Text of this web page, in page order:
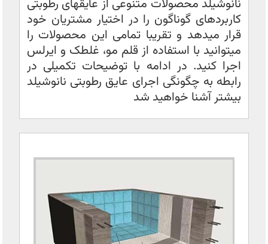
نانوشیلد محصولات متنوعی از عایقهای رطوبتی
کاربردهای گوناگون را در اختیار مشتریان خود
قرار میدهد و تقریبا تمامی این محصولات را
میتوانید با استفاده از قلم مو، غلطک و ایرلس
اجرا کنید. در ادامه با توضیحات تکمیلی در
رابطه به چگونگی اجرای عایق رطوبتی نانوشیلد
بیشتر آشنا خواهید شد